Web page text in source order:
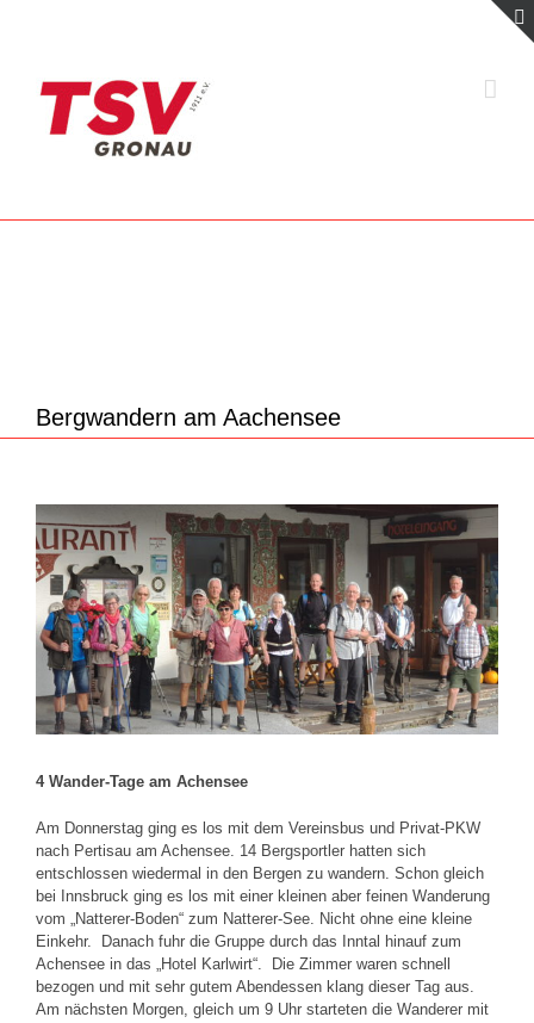
Bergwandern am Aachensee
Zeige
grösseres
Bild
4 Wander-Tage am Achensee
Am Donnerstag ging es los mit dem Vereinsbus und Privat-PKW
nach Pertisau am Achensee. 14 Bergsportler hatten sich
entschlossen wiedermal in den Bergen zu wandern. Schon gleich
bei Innsbruck ging es los mit einer kleinen aber feinen Wanderung
vom „Natterer-Boden“ zum Natterer-See. Nicht ohne eine kleine
Einkehr. Danach fuhr die Gruppe durch das Inntal hinauf zum
Achensee in das „Hotel Karlwirt“. Die Zimmer waren schnell
bezogen und mit sehr gutem Abendessen klang dieser Tag aus.
Am nächsten Morgen, gleich um 9 Uhr starteten die Wanderer mit